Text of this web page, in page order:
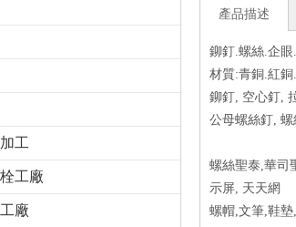
工
工廠
廠
產品描述
鉚釘.螺絲.企
材質:青銅.紅
鉚釘, 空心釘,
公母螺絲釘,
螺絲聖泰,華司
示屏, 天天網
螺帽,文筆,鞋